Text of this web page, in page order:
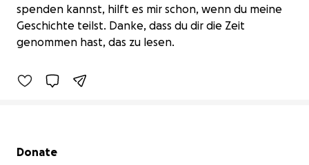
spenden kannst, hilft es mir schon, wenn du meine
Geschichte teilst. Danke, dass du dir die Zeit
genommen hast, das zu lesen.
Ein Führerschein für meine Zukunft
€0 raised
Secondary menu
Donate